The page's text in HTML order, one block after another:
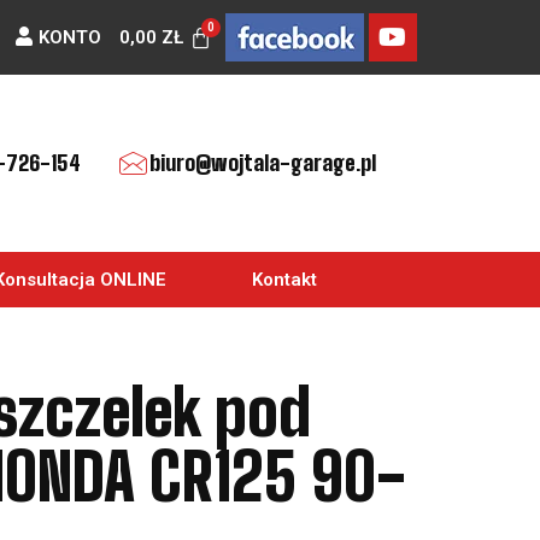
KONTO 0,00 ZŁ
154 biuro@wojtala-garage.pl
ONLINE Kontakt
pod
CR125 90-